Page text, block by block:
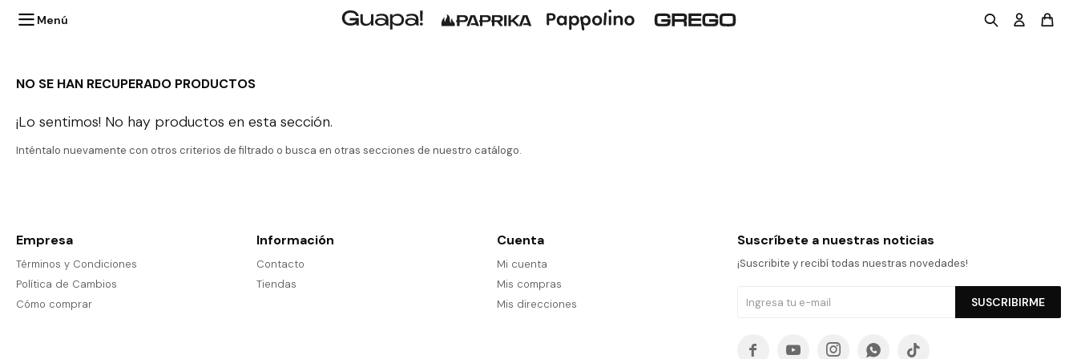
Menú
NO SE HAN RECUPERADO PRODUCTOS
¡Lo sentimos! No hay productos en esta sección.
Inténtalo nuevamente con otros criterios de filtrado o busca en otras secciones de nuestro catálogo.
Empresa
Términos y Condiciones
Política de Cambios
Cómo comprar
Información
Contacto
Tiendas
Cuenta
Mi cuenta
Mis compras
Mis direcciones
Suscríbete a nuestras noticias
¡Suscribite y recibí todas nuestras novedades!
SUSCRIBIRME
    
ABRIGOS
CAMISAS Y BLUSAS
TEJIDOS
REMERAS
VER TODO
PAREOS
BIJOU
VER TODO
BOTAS
VER TODO